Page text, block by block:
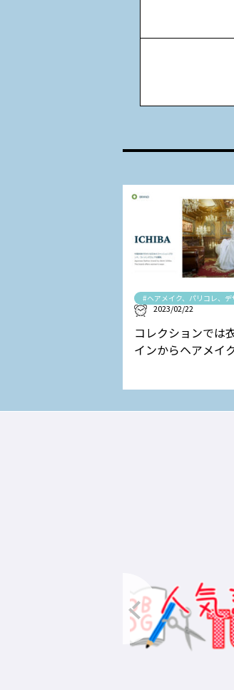
#ヘアメイク、パリコレ、デ
2023/02/22
コレクションでは
インからヘアメイ